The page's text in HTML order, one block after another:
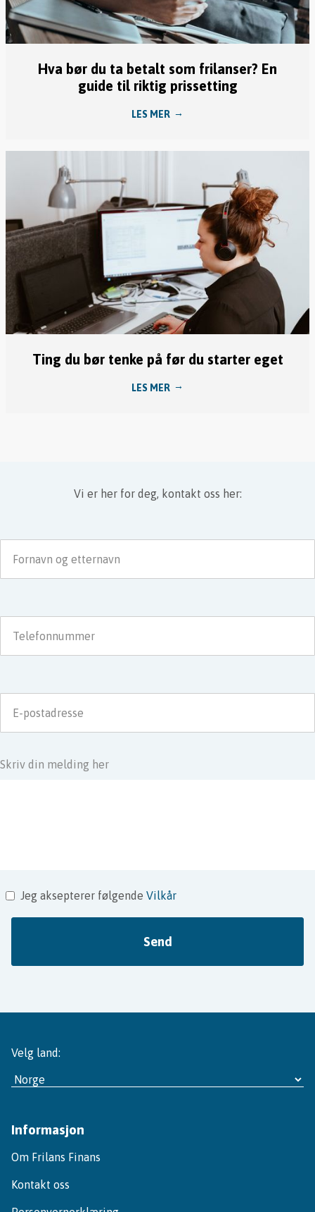
Hva bør du ta betalt som frilanser? En
guide til riktig prissetting
LES MER
Ting du bør tenke på før du starter eget
LES MER
Vi er her for deg, kontakt oss her:
Fornavn og etternavn
Telefonnummer
E-postadresse
Skriv din melding her
Jeg aksepterer følgende Vilkår
Send
Velg land:
Informasjon
Om Frilans Finans
Kontakt oss